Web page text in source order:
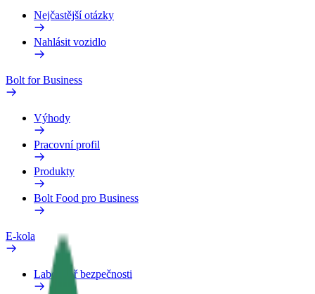
Nejčastější otázky
Nahlásit vozidlo
Bolt for Business
Výhody
Pracovní profil
Produkty
Bolt Food pro Business
E-kola
Laboratoř bezpečnosti